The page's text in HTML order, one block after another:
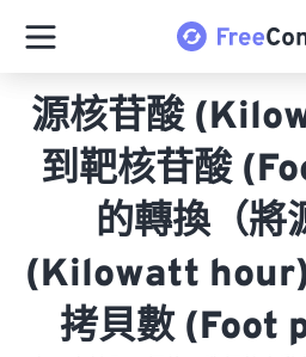
源核苷酸
到靶核苷酸
的轉換（將
(Kilowatt
拷貝數 (Foot